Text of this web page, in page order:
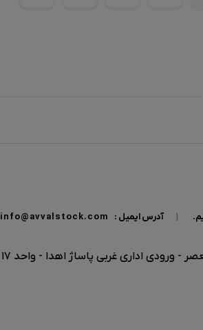
| آدرس ایمیل : info@avvalstock.com
ورودی اداری غربی پاساژ اهدا - واحد 17